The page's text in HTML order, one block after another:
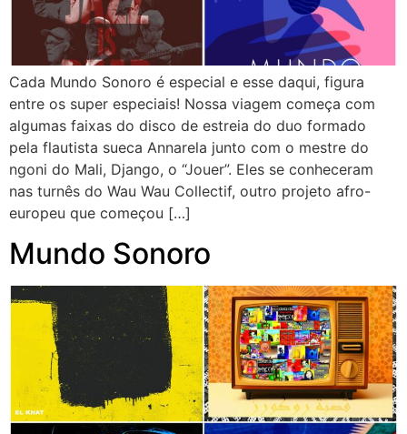
Cada Mundo Sonoro é especial e esse daqui, figura
entre os super especiais! Nossa viagem começa com
algumas faixas do disco de estreia do duo formado
pela flautista sueca Annarela junto com o mestre do
ngoni do Mali, Django, o “Jouer”. Eles se conheceram
nas turnês do Wau Wau Collectif, outro projeto afro-
europeu que começou […]
Mundo Sonoro